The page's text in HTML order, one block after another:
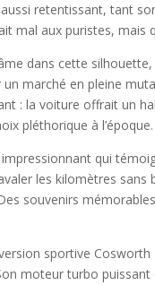
retentissant, tant
mal aux puristes, mais
dans cette
marché en pleine
: la voiture offrait un
pléthorique à l’époque.
qui
les kilomètres
souvenirs
sportive
moteur turbo